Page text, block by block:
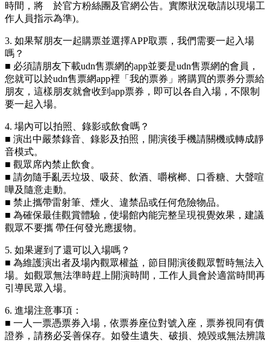
時間，將
於官方粉絲團及官網公告。實際狀況敬請以現場工
作人員指示為準)。
3. 如果幫朋友一起購票並選擇APP取票，我們需要一起入場
嗎？
■ 必須請朋友下載udn售票網的app並要是udn售票網的會員，
您就可以於udn售票網app裡「我的票券」將購買的票券分票給
朋友，這樣朋友就會收到app票券，即可以各自入場，不限制
要一起入場。
4. 場內可以拍照、錄影或飲食嗎？
■ 演出中嚴禁錄音、錄影及拍照，開演後手機請關機或轉成靜
音模式。
■ 觀眾席內禁止飲食。
■ 請勿隨手亂丟垃圾、吸菸、飲酒、嚼檳榔、口香糖、大聲喧
嘩及隨意走動。
■ 禁止攜帶雷射筆、煙火、違禁品或任何危險物品。
■ 為確保最佳觀賞體驗，使場館內能完整呈現視覺效果，建議
觀眾不要攜 帶任何發光應援物。
5. 如果遲到了還可以入場嗎？
■ 為維護演出者及場內觀眾權益，節目開演後觀眾暫時無法入
場。如觀眾無法準時趕上開演時間，工作人員會於適當時間再
引導民眾入場。
6. 進場注意事項：
■ 一人一票憑票券入場，依票券座位對號入座，票券視同有價
證券，請務必妥善保存。如發生遺失、破損、燒毀或無法辨識